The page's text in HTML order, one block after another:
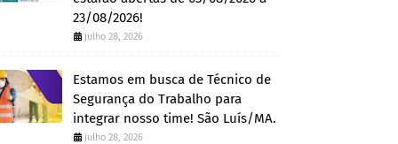
23/08/2026!
julho 28, 2026
Estamos em busca de Técnico de
Segurança do Trabalho para
integrar nosso time! São Luís/MA.
julho 28, 2026